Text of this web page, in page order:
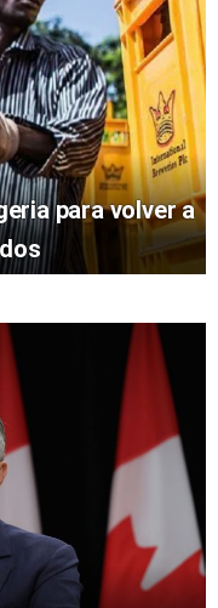
para volver a